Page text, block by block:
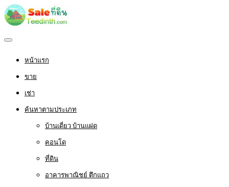
หน้าแรก
ขาย
เช่า
ค้นหาตามประเภท
บ้านเดี่ยว บ้านแฝด
คอนโด
ที่ดิน
อาคารพาณิชย์ ตึกแถว